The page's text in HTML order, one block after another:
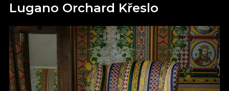
Lugano Orchard Křeslo